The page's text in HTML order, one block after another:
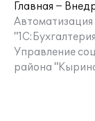
Главная
Автоматизация
Управление
района